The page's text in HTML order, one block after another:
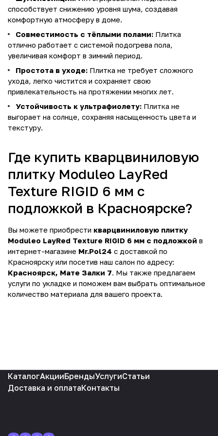
способствует снижению уровня шума, создавая
комфортную атмосферу в доме.
Совместимость с тёплыми полами: Плитка
отлично работает с системой подогрева пола,
увеличивая комфорт в зимний период.
Простота в уходе: Плитка не требует сложного
ухода, легко чистится и сохраняет свою
привлекательность на протяжении многих лет.
Устойчивость к ультрафиолету: Плитка не
выгорает на солнце, сохраняя насыщенность цвета и
текстуру.
Где купить кварцвиниловую
плитку Moduleo LayRed
Texture RIGID 6 мм с
подложкой в Красноярске?
Вы можете приобрести кварцвиниловую плитку
Moduleo LayRed Texture RIGID 6 мм с подложкой в
интернет-магазине Mr.Pol24 с доставкой по
Красноярску или посетив наш салон по адресу:
Красноярск, Мате Залки 7. Мы также предлагаем
услуги по укладке и поможем вам выбрать оптимальное
количество материала для вашего проекта.
КаталогАкцииБрендыУслугиСтатьи
Доставка и оплатаКонтакты